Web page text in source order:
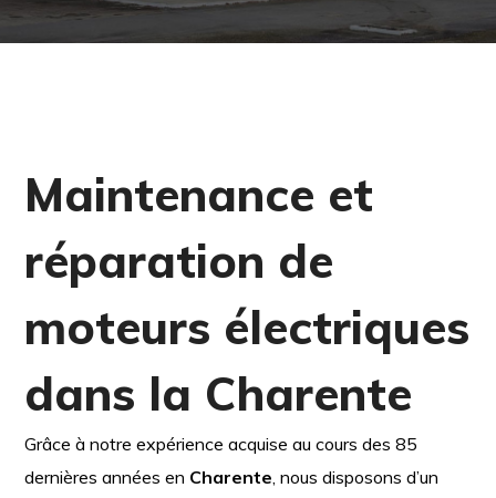
Maintenance et
réparation de
moteurs électriques
dans la Charente
Grâce à notre expérience acquise au cours des 85
dernières années en Charente, nous disposons d’un